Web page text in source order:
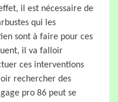
il est nécessaire de
qui les
sont à faire pour ces
il va falloir
ces interventions
rechercher des
pro 86 peut se